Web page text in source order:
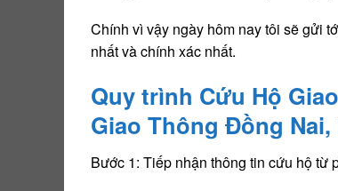
Chính vì vậy ngày hôm nay tôi sẽ gửi
nhất và chính xác nhất.
Quy trình Cứu Hộ
Giao Thông Đồng
Bước 1: Tiếp nhận thông tin cứu hộ từ